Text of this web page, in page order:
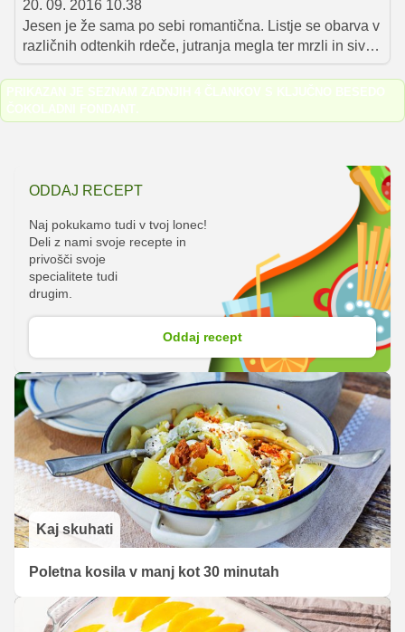
20. 09. 2016 10.38
Jesen je že sama po sebi romantična. Listje se obarva v
različnih odtenkih rdeče, jutranja megla ter mrzli in sivi
dnevi pa kar kličejo po romantičnih in toplih večerih, ki
jih preživimo s svojim izbrancem ali izbranko. Vi
poskrbite za romantično vzdušje, mi pa vam ponujamo
ideje za pripravo sladic, s katerimi boste zanetili iskrico
PRIKAZAN JE SEZNAM ZADNJIH 4 ČLANKOV S KLJUČNO BESEDO
ČOKOLADNI FONDANT.
ODDAJ RECEPT
Naj pokukamo tudi v tvoj lonec!
Deli z nami svoje recepte in
privošči svoje
specialitete tudi
drugim.
Oddaj recept
Kaj skuhati
Poletna kosila v manj kot 30 minutah